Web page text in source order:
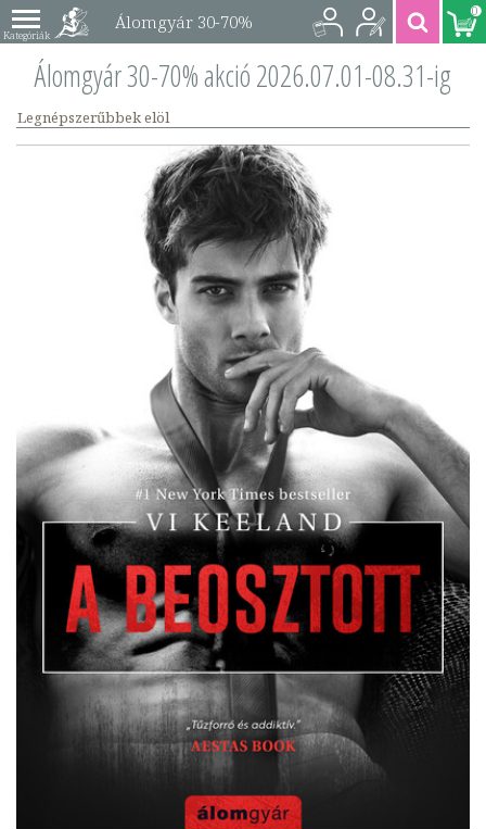
Álomgyár 30-70%
akció 2026.07.01-08.31-
0
Álomgyár 30-70% akció 2026.07.01-08.31-ig
Legnépszerűbbek elöl